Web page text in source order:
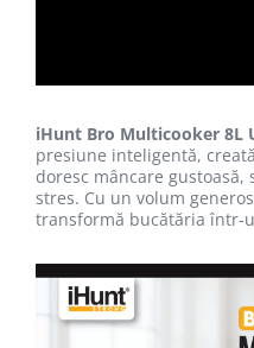
iHunt Bro Multicooker 8L
presiune inteligentă,
doresc mâncare
stres. Cu un volum
transformă bucătăria într-